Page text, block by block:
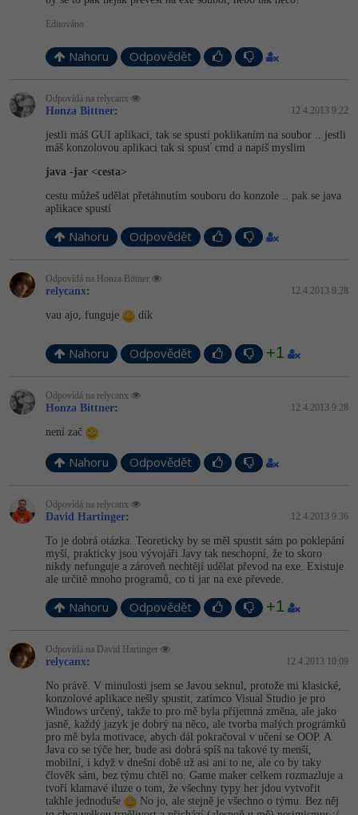
Editováno
Nahoru Odpovědět
Odpovídá na relycanx
Honza Bittner: 12.4.2013 9:22
jestli máš GUI aplikaci, tak se spustí poklikaním na soubor .. jestli
máš konzolovou aplikaci tak si spusť cmd a napiš myslim
java -jar <cesta>
cestu můžeš udělat přetáhnutím souboru do konzole .. pak se java
aplikace spustí
Nahoru Odpovědět
Odpovídá na Honza Bittner
relycanx: 12.4.2013 9:28
vau ajo, funguje dík
Nahoru Odpovědět +1
Odpovídá na relycanx
Honza Bittner: 12.4.2013 9:28
není zač
Nahoru Odpovědět
Odpovídá na relycanx
David Hartinger: 12.4.2013 9:36
To je dobrá otázka. Teoreticky by se měl spustit sám po poklepání
myší, prakticky jsou vývojáři Javy tak neschopní, že to skoro
nikdy nefunguje a zároveň nechtějí udělat převod na exe. Existuje
ale určitě mnoho programů, co ti jar na exe převede.
Nahoru Odpovědět +1
Odpovídá na David Hartinger
relycanx: 12.4.2013 10:09
No právě. V minulosti jsem se Javou seknul, protože mi klasické,
konzolové aplikace nešly spustit, zatímco Visual Studio je pro
Windows určený, takže to pro mě byla příjemná změna, ale jako
jasně, každý jazyk je dobrý na něco, ale tvorba malých prográmků
pro mě byla motivace, abych dál pokračoval v učení se OOP. A
Java co se týče her, bude asi dobrá spíš na takové ty menší,
mobilní, i když v dnešní době už asi ani to ne, ale co by taky
člověk sám, bez týmu chtěl no. Game maker celkem rozmazluje a
tvoří klamavé iluze o tom, že všechny typy her jdou vytvořit
takhle jednoduše
No jo, ale stejně je všechno o týmu. Bez něj